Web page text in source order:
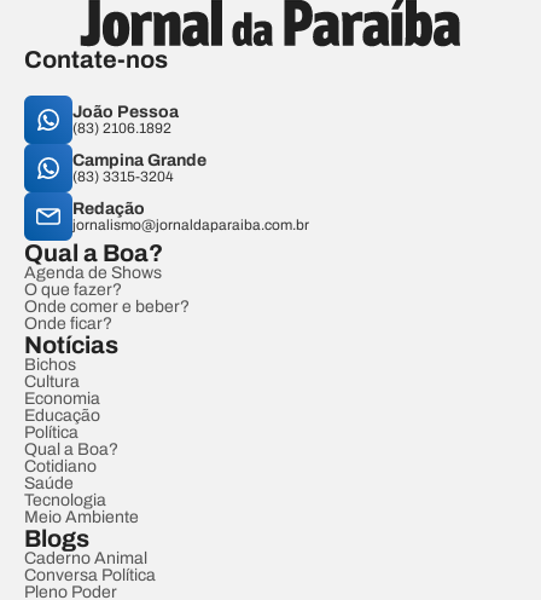
Contate-nos
João Pessoa
(83) 2106.1892
Campina Grande
(83) 3315-3204
Redação
jornalismo@jornaldaparaiba.com.br
Qual a Boa?
Agenda de Shows
O que fazer?
Onde comer e beber?
Onde ficar?
Notícias
Bichos
Cultura
Economia
Educação
Política
Qual a Boa?
Cotidiano
Saúde
Tecnologia
Meio Ambiente
Blogs
Caderno Animal
Conversa Política
Pleno Poder